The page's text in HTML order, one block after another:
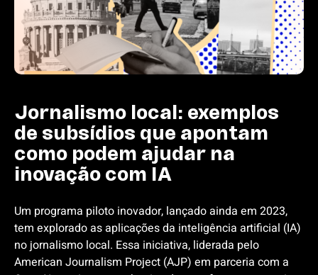
Jornalismo local: exemplos
de subsídios que apontam
como podem ajudar na
inovação com IA
Um programa piloto inovador, lançado ainda em 2023,
tem explorado as aplicações da inteligência artificial (IA)
no jornalismo local. Essa iniciativa, liderada pelo
American Journalism Project (AJP) em parceria com a